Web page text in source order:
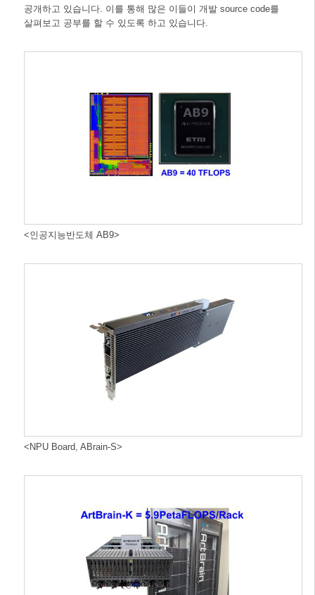
공개하고 있습니다. 이를 통해 많은 이들이 개발 source code를
살펴보고 공부를 할 수 있도록 하고 있습니다.
<인공지능반도체 AB9>
<NPU Board, ABrain-S>